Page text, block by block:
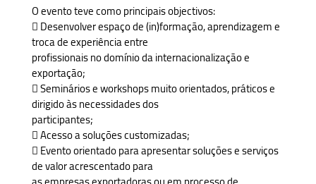
O evento teve como principais objectivos:
 Desenvolver espaço de (in)formação, aprendizagem e
troca de experiência entre
profissionais no domínio da internacionalização e
exportação;
 Seminários e workshops muito orientados, práticos e
dirigido às necessidades dos
participantes;
 Acesso a soluções customizadas;
 Evento orientado para apresentar soluções e serviços
de valor acrescentado para